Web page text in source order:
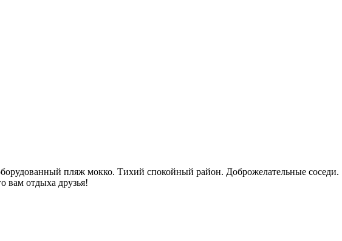
пляж мокко. Тихий спокойный район. Доброжелательные соседи.
вам отдыха друзья!